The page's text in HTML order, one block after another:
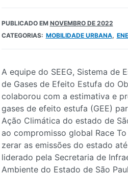
PUBLICADO EM NOVEMBRO DE 2022
CATEGORIAS: MOBILIDADE URBANA
A equipe do SEEG, Sistema de
de Gases de Efeito Estufa do
colaborou com a estimativa e
gases de efeito estufa (GEE)
Ação Climática do estado de
ao compromisso global Race
zerar as emissões do estado
liderado pela Secretaria de
Ambiente do Estado de São